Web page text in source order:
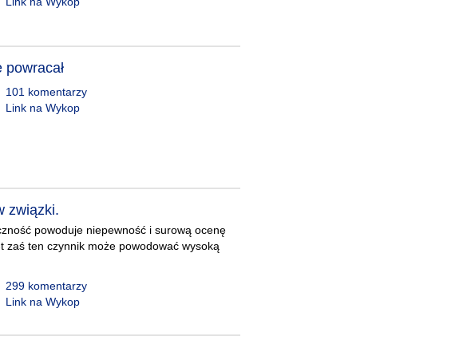
101 komentarzy
Link na Wykop
związki.
powoduje niepewność i surową ocenę
zaś ten czynnik może powodować wysoką
299 komentarzy
Link na Wykop